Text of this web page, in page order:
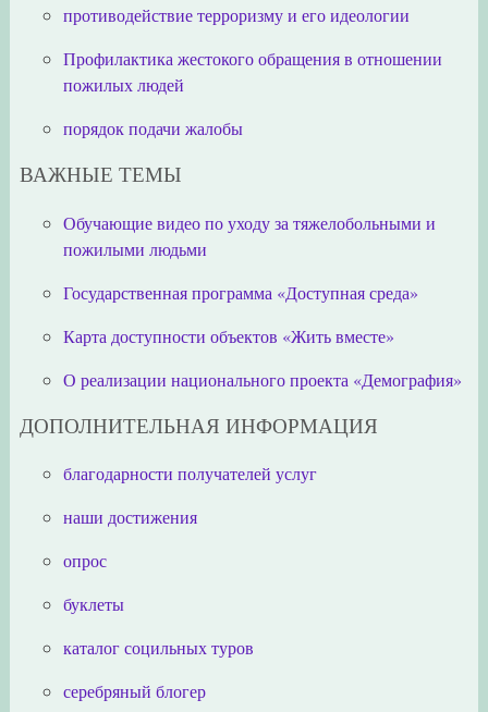
противодействие терроризму и его идеологии
Профилактика жестокого обращения в отношении
пожилых людей
порядок подачи жалобы
ВАЖНЫЕ ТЕМЫ
Обучающие видео по уходу за тяжелобольными и
пожилыми людьми
Государственная программа «Доступная среда»
Карта доступности объектов «Жить вместе»
О реализации национального проекта «Демография»
ДОПОЛНИТЕЛЬНАЯ ИНФОРМАЦИЯ
благодарности получателей услуг
наши достижения
опрос
буклеты
каталог социльных туров
серебряный блогер